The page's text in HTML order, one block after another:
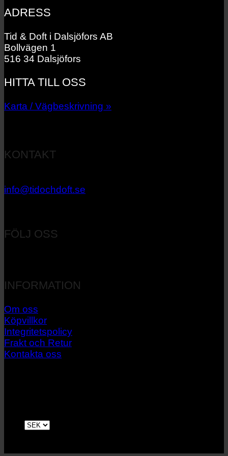
ADRESS
Tid & Doft i Dalsjöfors AB
Bollvägen 1
516 34 Dalsjöfors
HITTA TILL OSS
Karta / Vägbeskrivning »
KONTAKT
info@tidochdoft.se
FÖLJ OSS
INFORMATION
Om oss
Köpvillkor
Integritetspolicy
Frakt och Retur
Kontakta oss